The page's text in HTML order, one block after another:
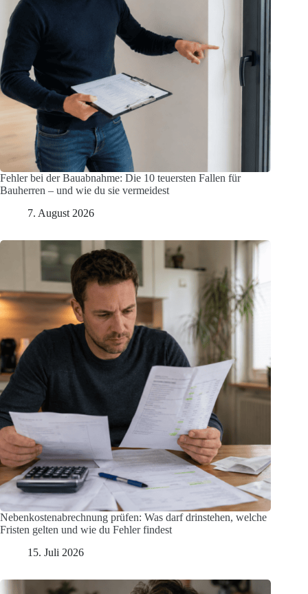
Fehler bei der Bauabnahme: Die 10 teuersten Fallen für
Bauherren – und wie du sie vermeidest
7. August 2026
Nebenkostenabrechnung prüfen: Was darf drinstehen, welche
Fristen gelten und wie du Fehler findest
15. Juli 2026